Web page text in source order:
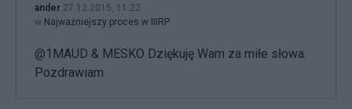
ander 27.12.2015, 11:22
w Najważniejszy proces w IIIRP
@1MAUD & MESKO Dziękuję Wam za miłe słowa.
Pozdrawiam